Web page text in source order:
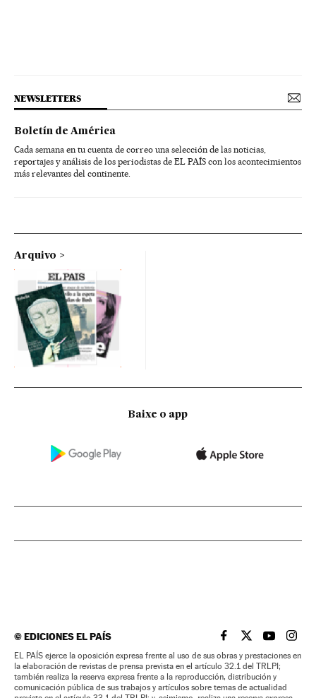
NEWSLETTERS
Boletín de América
Cada semana en tu cuenta de correo una selección de las noticias,
reportajes y análisis de los periodistas de EL PAÍS con los acontecimientos
más relevantes del continente.
Arquivo
Baixe o app
©EDICIONES EL PAÍS EL PAÍS BRASIL EN
EL PAÍSEL PAÍS
EL
EL PAÍS ejerce la oposición expresa frente al uso de sus obras y prestaciones en
la elaboración de revistas de prensa prevista en el artículo 32.1 del TRLPI;
también realiza la reserva expresa frente a la reproducción, distribución y
comunicación pública de sus trabajos y artículos sobre temas de actualidad